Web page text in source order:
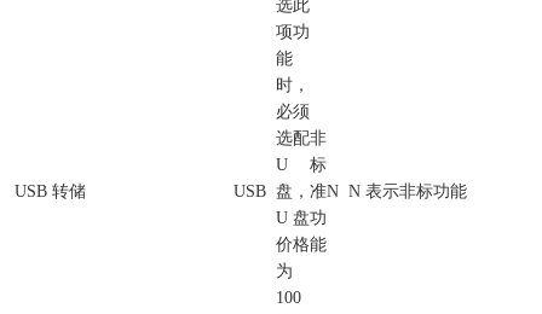
USB 转储 USB
选此
项功
能
时，
必须
选配
U
盘，
U 盘
价格
为
100
非
标
准
功
能
N N 表示非标功能